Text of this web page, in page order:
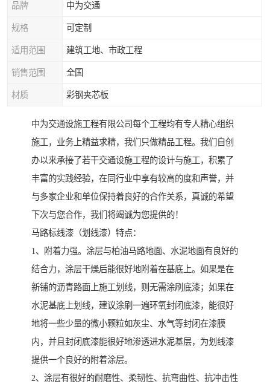
品牌 中为交通
规格 可定制
适用范围 建筑工地、市政工程
销售范围 全国
材质 彩钢夹芯板
中为交通设施工程有限公司每个工程均有专人精心组织
施工，业务上精益求精，我们只做精品工程。我们自创
办以来承接了若干交通设施工程的设计与施工，积累了
丰富的实践经验，在同行业中享有较高的度和声誉，并
与多家企业和单位保持着良好的合作关系，真诚的希望
下次与您合作，我们将竭诚为您提供的！
马路标线漆（划线漆）特点：
1、附着力强。涂层与柏油马路地面、水泥地面有良好的
结合力，涂层干燥后能很好地附着在基底上。如果是在
新铺的沥青路面上施工划线，则无需涂刷底漆；如果在
水泥基底上划线，建议涂刷一遍环氧封闭底漆，能很好
地将一些少量的微小颗粒如灰尘、水气等封闭在漆膜
内，并且封闭底漆能很好地渗透进水泥基层，为划线漆
提供一个良好的附着涂层。
2、涂层有很好的耐磨性、柔韧性、抗弯曲性、抗冲击性